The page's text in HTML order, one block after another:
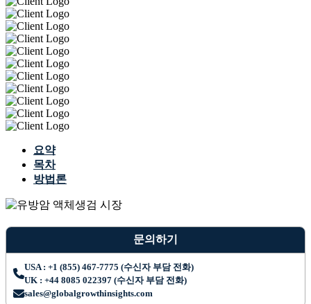
요약
목차
방법론
문의하기
USA : +1 (855) 467-7775 (수신자 부담 전화)
UK : +44 8085 022397 (수신자 부담 전화)
sales@globalgrowthinsights.com